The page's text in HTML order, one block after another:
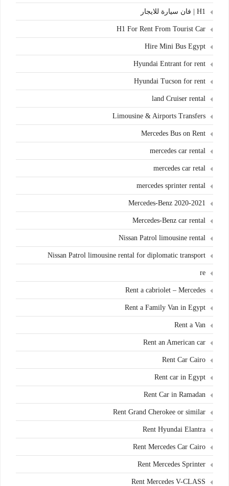
H1 | فان سيارة للايجار
H1 For Rent From Tourist Car
Hire Mini Bus Egypt
Hyundai Entrant for rent
Hyundai Tucson for rent
land Cruiser rental
Limousine & Airports Transfers
Mercedes Bus on Rent
mercedes car rental
mercedes car retal
mercedes sprinter rental
Mercedes-Benz 2020-2021
Mercedes-Benz car rental
Nissan Patrol limousine rental
Nissan Patrol limousine rental for diplomatic transport
re
Rent a cabriolet – Mercedes
Rent a Family Van in Egypt
Rent a Van
Rent an American car
Rent Car Cairo
Rent car in Egypt
Rent Car in Ramadan
Rent Grand Cherokee or similar
Rent Hyundai Elantra
Rent Mercedes Car Cairo
Rent Mercedes Sprinter
Rent Mercedes V-CLASS